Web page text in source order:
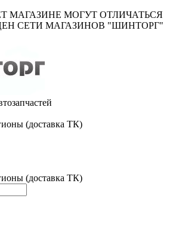
МАГАЗИНЕ МОГУТ ОТЛИЧАТЬСЯ
СЕТИ МАГАЗИНОВ "ШИНТОРГ"
(доставка ТК)
(доставка ТК)